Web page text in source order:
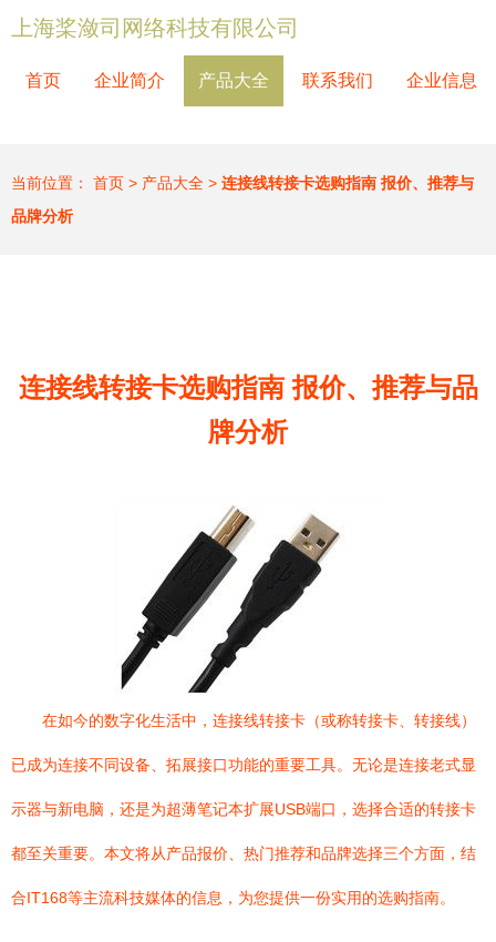
上海桨潋司网络科技有限公司
首页 企业简介 产品大全 联系我们 企业信息
当前位置： 首页 > 产品大全 > 连接线转接卡选购指南 报价、推荐与
品牌分析
连接线转接卡选购指南 报价、推荐与品
牌分析
在如今的数字化生活中，连接线转接卡（或称转接卡、转接线）
已成为连接不同设备、拓展接口功能的重要工具。无论是连接老式显
示器与新电脑，还是为超薄笔记本扩展USB端口，选择合适的转接卡
都至关重要。本文将从产品报价、热门推荐和品牌选择三个方面，结
合IT168等主流科技媒体的信息，为您提供一份实用的选购指南。